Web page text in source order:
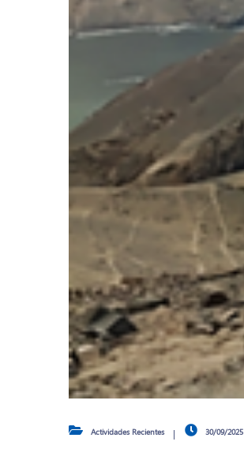
Actividades Recientes 30/09/2025